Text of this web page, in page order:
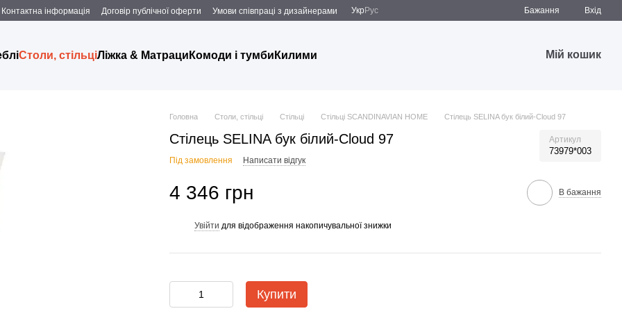
Контактна інформація Договір публічної оферти Умови співпраці з дизайнерами Укр Рус Бажання Вхід
Столи, стільціЛіжка & Матраци Комоди і тумби Килими Мій кошик
Головна Столи, стільці Стільці Стільці SCANDINAVIAN HOME Стілець SELINA бук білий-Cloud 97
Стілець SELINA бук білий-Cloud 97 Артикул
73979*003
Під замовлення Написати відгук
4 346 грн В бажання
Увійти для відображення накопичувальної знижки
Купити